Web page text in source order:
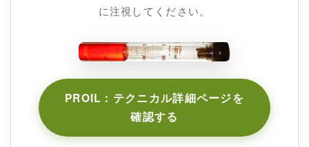
に注視してください。
PROIL：テクニカル詳細ページを
確認する